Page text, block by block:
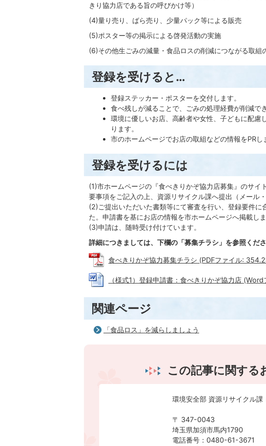
きり協力店である旨の呼びかけ等）
(4)量り売り、ばら売り、少量パック等による販売
(5)ポスター等の掲示による啓発活動の実施
(6)その他生ごみの減量・食品ロスの削減につながる取組
登録を受けると…
登録ステッカー・ポスターを交付します。
食べ残しが減ることで、ごみの処理経費が削減でき
環境に優しいお店、高齢者や女性、子どもに配
ります。
市のホームページでお店の取組などの情報をPRし
登録を受けるには
(1)市ホームページの『食べきりかぞ協力店募集』のサ
要事項をご記入の上、資源リサイクル課へ提出（メール
(2)ご提出いただいた書類等にて審査を行い、登録要件
た。申請書を基にお店の情報を市ホームページへ掲載しま
(3)申請は、随時受け付けています。
詳細につきましては、下欄の「募集チラシ」を参照くださ
食べきりかぞ協力募集チラシ (PDFファイル:
（様式1）登録申請書：食べきりかぞ協力店
関連ページ
「食品ロス」を減らしましょう
この記事に関する
環境安全部 資源リサイクル課
〒 347-0043
埼玉県加須市馬内1790
電話番号：0480-61-3671